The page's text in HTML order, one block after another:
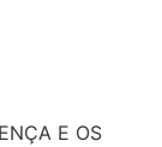
E OS